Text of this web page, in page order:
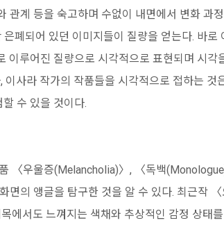
관계 등을 숙고하며 수없이 내면에서 변화 과
폐되어 있던 이미지들이 질량을 얻는다. 바로
이루어진 질량으로 시각적으로 표현되며 시각
사라 작가의 작품들을 시각적으로 접하는 것
수 있을 것이다.
〈우울증(Melancholia)〉, 〈독백
면의 앵글을 탐구한 것을 알 수 있다. 최근작
서도 느껴지는 색채와 추상적인 감정 상태